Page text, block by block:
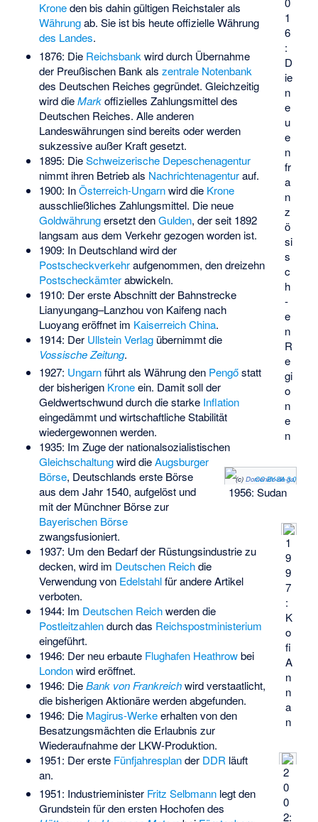
1
6
:
D
ie
n
e
u
e
n
fr
a
n
z
ö
si
s
c
h
­
e
n
R
e
gi
o
n
e
n
(c) Domenico-de-ga,
CC BY-SA 3.0
1956: Sudan
1
9
9
7
:
K
o
fi
A
n
n
a
n
2
0
0
2:
Kroneden bis dahin gültigen Reichstaler als
Währungab. Sie ist bis heute offizielle Währung
des Landes.
1876: Die Reichsbank wird durch Übernahme
der Preußischen Bank als zentrale Notenbank
des Deutschen Reiches gegründet. Gleichzeitig
wird dieMarkoffizielles Zahlungsmittel des
Deutschen Reiches. Alle anderen
Landeswährungen sind bereits oder werden
sukzessive außer Kraft gesetzt.
1895: DieSchweizerische Depeschenagentur
nimmt ihren Betrieb als Nachrichtenagenturauf.
1900: InÖsterreich-Ungarnwird die Krone
ausschließliches Zahlungsmittel. Die neue
Goldwährungersetzt denGulden, der seit 1892
langsam aus dem Verkehr gezogen worden ist.
1909: In Deutschland wird der
Postscheckverkehraufgenommen, den dreizehn
Postscheckämterabwickeln.
1910: Der erste Abschnitt der Bahnstrecke
Lianyungang–Lanzhouvon Kaifeng nach
Luoyang eröffnet im Kaiserreich China.
1914: Der Ullstein Verlagübernimmt die
Vossische Zeitung.
1927: Ungarnführt als Währung den Pengőstatt
der bisherigen Kroneein. Damit soll der
Geldwertschwund durch die starke Inflation
eingedämmt und wirtschaftliche Stabilität
wiedergewonnen werden.
1935: Im Zuge der nationalsozialistischen
Gleichschaltungwird dieAugsburger
Börse, Deutschlands erste Börse
aus dem Jahr 1540, aufgelöst und
mit der Münchner Börse zur
Bayerischen Börse
zwangsfusioniert.
1937: Um den Bedarf der Rüstungsindustrie zu
decken, wird im Deutschen Reichdie
Verwendung von Edelstahlfür andere Artikel
verboten.
1944: Im Deutschen Reichwerden die
Postleitzahlendurch das Reichspostministerium
eingeführt.
1946: Der neu erbaute Flughafen Heathrowbei
Londonwird eröffnet.
1946: DieBank von Frankreichwird verstaatlicht,
die bisherigen Aktionäre werden abgefunden.
1946: Die Magirus-Werkeerhalten von den
Besatzungsmächten die Erlaubnis zur
Wiederaufnahme der LKW-Produktion.
1951: Der erste Fünfjahresplander DDRläuft
an.
1951: Industrieminister Fritz Selbmannlegt den
Grundstein für den ersten Hochofen des